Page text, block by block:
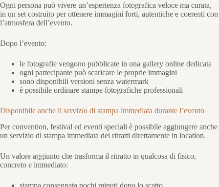
Ogni persona può vivere un’esperienza fotografica veloce ma curata,
in un set costruito per ottenere immagini forti, autentiche e coerenti con
l’atmosfera dell’evento.
Dopo l’evento:
le fotografie vengono pubblicate in una gallery online dedicata
ogni partecipante può scaricare le proprie immagini
sono disponibili versioni senza watermark
è possibile ordinare stampe fotografiche professionali
Disponibile anche il servizio di stampa immediata durante l’evento
Per convention, festival ed eventi speciali è possibile aggiungere anche
un servizio di stampa immediata dei ritratti direttamente in location.
Un valore aggiunto che trasforma il ritratto in qualcosa di fisico,
concreto e immediato:
stampa consegnata pochi minuti dopo lo scatto